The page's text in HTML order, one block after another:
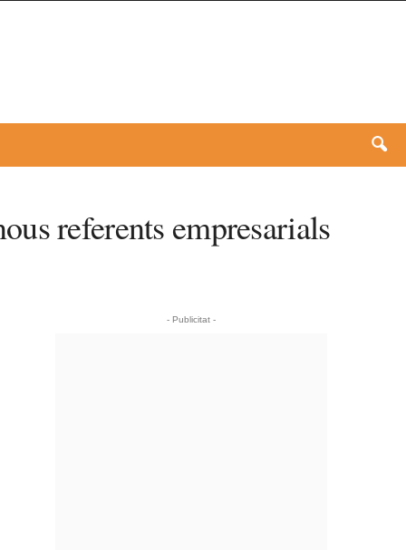
referents empresarials
- Publicitat -